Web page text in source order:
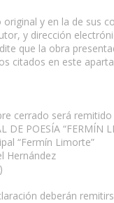
original y en la de sus
y dirección
que la obra
citados en este
cerrado será
DE POESÍA “FERMÍN
“Fermín Limorte”
Hernández
deberán